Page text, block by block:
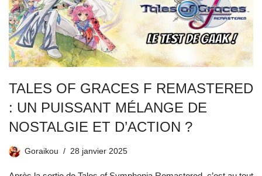
TALES OF GRACES F REMASTERED
: UN PUISSANT MÉLANGE DE
NOSTALGIE ET D’ACTION ?
Goraikou 28 janvier 2025